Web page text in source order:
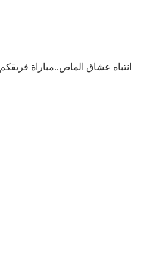
انتباه عشاق الماص..مباراة فريقكم